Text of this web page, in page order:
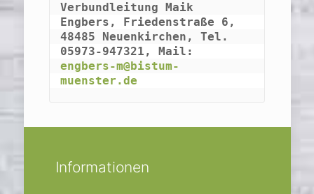
Verbundleitung Maik
Engbers, Friedenstraße 6,
48485 Neuenkirchen, Tel.
engbers-m@bistum-
muenster.de
Informationen